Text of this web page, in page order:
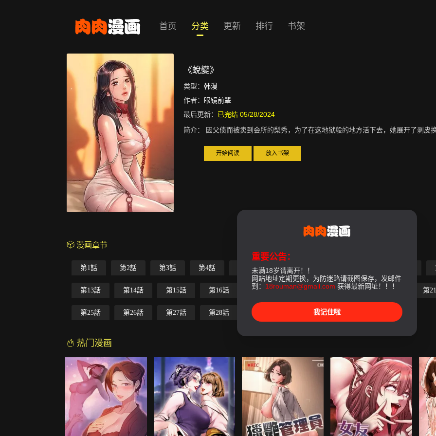
首页 分类 更新 排行 书架
《蛻變》
类型： 韩漫
作者：
眼镜前辈
最后更新： 已完结 05/28/2024
简介：
因父债而被卖到会所的梨秀，为了在这地狱般的地方活下去，她展开了剥皮
开始阅读 放入书架
漫画章节
第1話 第2話 第3話 第4話 第5話 第6話
第13話 第14話 第15話 第16話 第17話 第18話 第19話 第20話 第
第25話 第26話 第27話 第28話 第29話 第30話-第一部完结
热门漫画
重要公告：
未满18岁请离开！！
网站地址定期更换，为防迷路请截图保存，发邮件
到： 18rouman@gmail.com 获得最新网址！！！
我记住啦